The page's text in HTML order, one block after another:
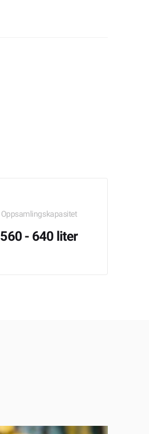
Oppsamlingskapasitet
560 - 640 liter